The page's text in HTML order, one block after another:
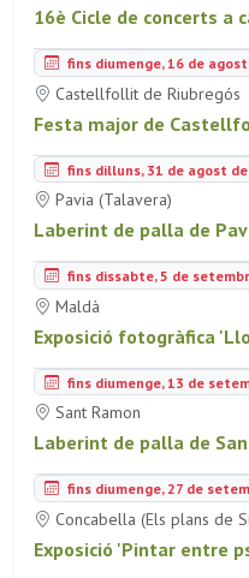
16è Cicle de concerts a
fins diumenge, 16 de
Castellfollit de Riubregós
Festa major de
fins dilluns, 31 de agost
Pavia (Talavera)
Laberint de palla de
fins dissabte, 5 de
Maldà
Exposició fotogràfica
fins diumenge, 13 de
Sant Ramon
Laberint de palla de
fins diumenge, 27 de
Concabella (Els plans de
Exposició 'Pintar entre